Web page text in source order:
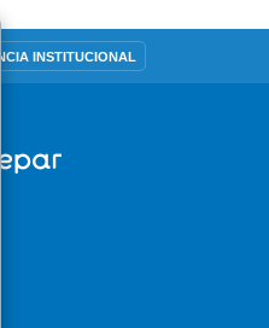
INSTITUCIONAL